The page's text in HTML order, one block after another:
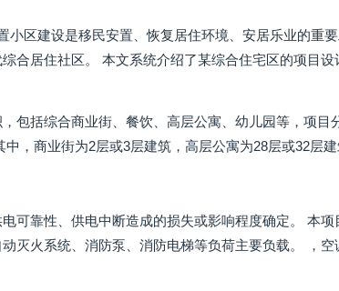
小区建设是移民安置、恢复居住环境、安居乐业的重
合居住社区。 本文系统介绍了某综合住宅区的项目
包括综合商业街、餐饮、高层公寓、幼儿园等，项
，商业街为2层或3层建筑，高层公寓为28层或32层
可靠性、供电中断造成的损失或影响程度确定。 本
灭火系统、消防泵、消防电梯等负荷主要负载。 ，空